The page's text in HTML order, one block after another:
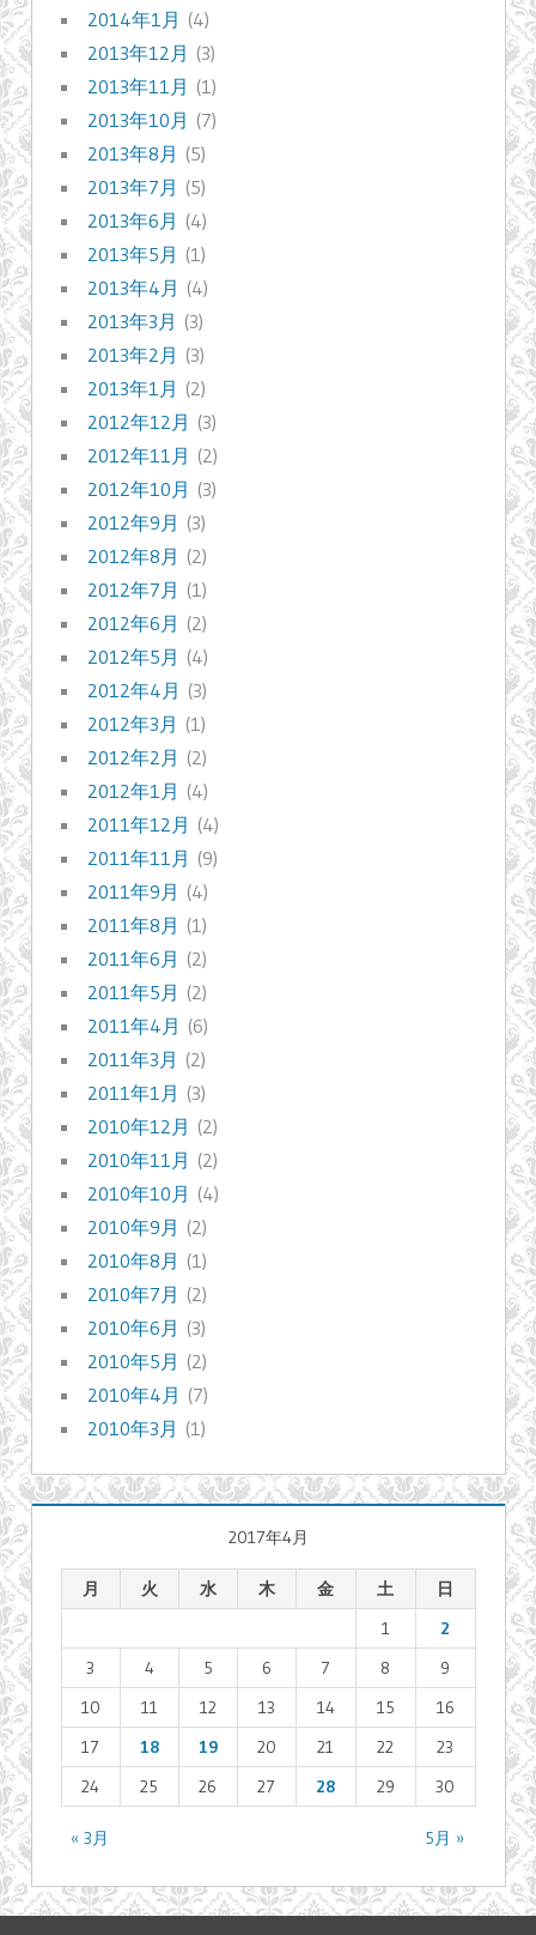
2014年1月 (4)
2013年12月 (3)
2013年11月 (1)
2013年10月 (7)
2013年8月 (5)
2013年7月 (5)
2013年6月 (4)
2013年5月 (1)
2013年4月 (4)
2013年3月 (3)
2013年2月 (3)
2013年1月 (2)
2012年12月 (3)
2012年11月 (2)
2012年10月 (3)
2012年9月 (3)
2012年8月 (2)
2012年7月 (1)
2012年6月 (2)
2012年5月 (4)
2012年4月 (3)
2012年3月 (1)
2012年2月 (2)
2012年1月 (4)
2011年12月 (4)
2011年11月 (9)
2011年9月 (4)
2011年8月 (1)
2011年6月 (2)
2011年5月 (2)
2011年4月 (6)
2011年3月 (2)
2011年1月 (3)
2010年12月 (2)
2010年11月 (2)
2010年10月 (4)
2010年9月 (2)
2010年8月 (1)
2010年7月 (2)
2010年6月 (3)
2010年5月 (2)
2010年4月 (7)
2010年3月 (1)
2017年4月
月 火 水 木 金 土 日
« 3月 5月 »
1
2
3
4 5 6 7 8
9
10
11 12 13 14 15
16
17
18 19 20 21 22
23
24
25 26 27 28 29 30